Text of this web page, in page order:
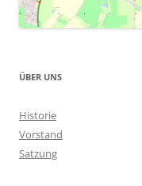
ÜBER UNS
Historie
Vorstand
Satzung